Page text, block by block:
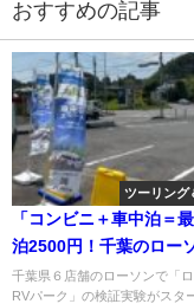
おすすめの記事
ツーリング
「コンビニ＋車中泊＝
泊2500円！千葉のロー
験開始！
千葉県６店舗のローソンで「
RVパーク」の検証実験がスタ